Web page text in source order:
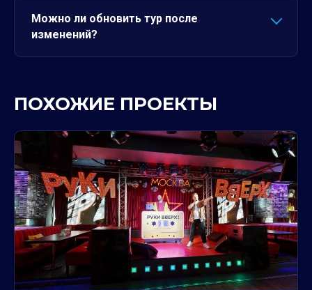
Можно ли обновить тур после
изменений?
ПОХОЖИЕ ПРОЕКТЫ